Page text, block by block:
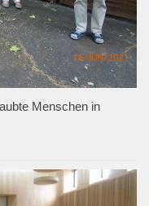
Menschen in